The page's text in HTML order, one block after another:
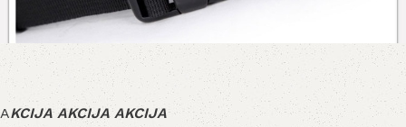
AKCIJA AKCIJA AKCIJA